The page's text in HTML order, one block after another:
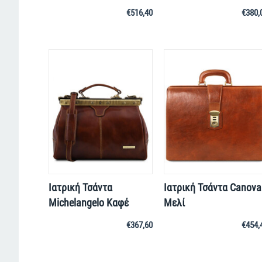
€516,40 €
Ιατρική Τσάντα
Michelangelo Καφέ
€367,60
Ιατρική Τσάντα Canova
Μελί
€